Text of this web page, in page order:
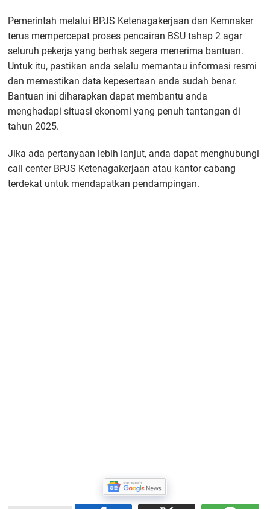
Pemerintah melalui BPJS Ketenagakerjaan dan Kemnaker
terus mempercepat proses pencairan BSU tahap 2 agar
seluruh pekerja yang berhak segera menerima bantuan.
Untuk itu, pastikan anda selalu memantau informasi resmi
dan memastikan data kepesertaan anda sudah benar.
Bantuan ini diharapkan dapat membantu anda
menghadapi situasi ekonomi yang penuh tantangan di
tahun 2025.
Jika ada pertanyaan lebih lanjut, anda dapat menghubungi
call center BPJS Ketenagakerjaan atau kantor cabang
terdekat untuk mendapatkan pendampingan.